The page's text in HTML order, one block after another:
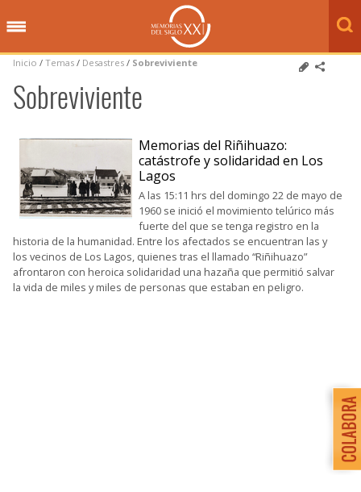
Inicio / Temas / Desastres / Sobreviviente
Sobreviviente
Memorias del Riñihuazo:
catástrofe y solidaridad en Los
Lagos
A las 15:11 hrs del domingo 22 de mayo de
1960 se inició el movimiento telúrico más
fuerte del que se tenga registro en la
historia de la humanidad. Entre los afectados se encuentran las y
los vecinos de Los Lagos, quienes tras el llamado “Riñihuazo”
afrontaron con heroica solidaridad una hazaña que permitió salvar
la vida de miles y miles de personas que estaban en peligro.